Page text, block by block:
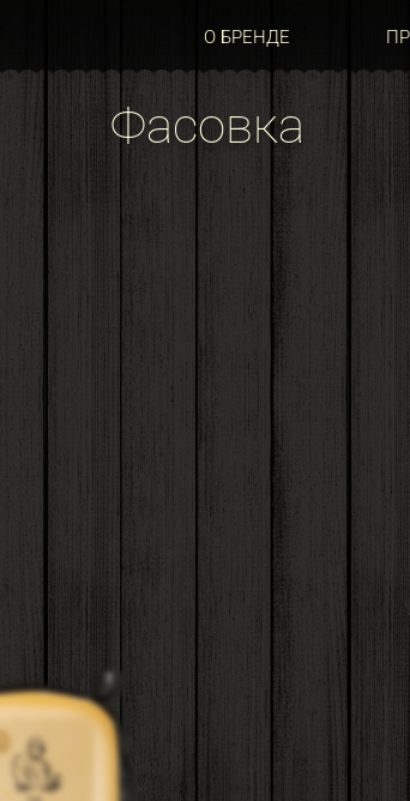
О БРЕНДЕ
Фасовка